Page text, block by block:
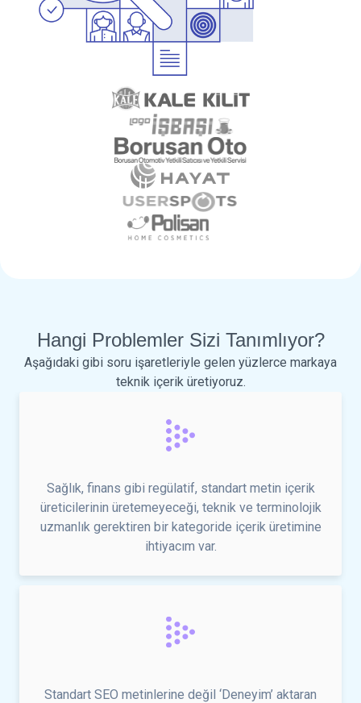
Hangi Problemler Sizi Tanımlıyor?
Aşağıdaki gibi soru işaretleriyle gelen yüzlerce markaya
teknik içerik üretiyoruz.
Sağlık, finans gibi regülatif, standart metin içerik
üreticilerinin üretemeyeceği, teknik ve terminolojik
uzmanlık gerektiren bir kategoride içerik üretimine
ihtiyacım var.
Standart SEO metinlerine değil ‘Deneyim’ aktaran